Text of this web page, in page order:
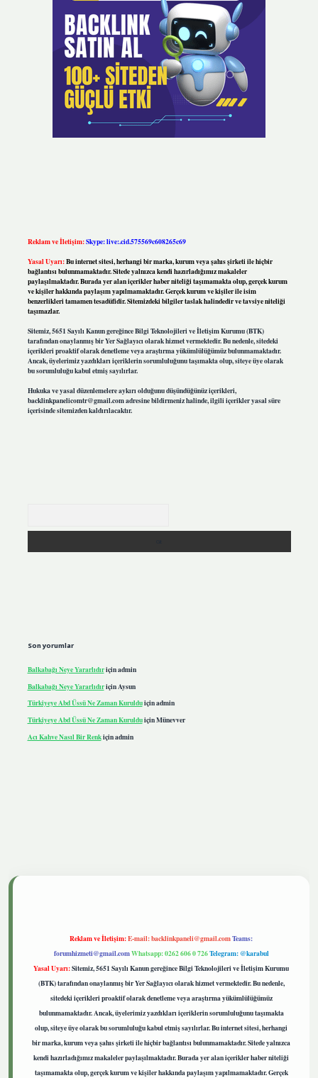
Reklam ve İletişim:Skype: live:.cid.575569c608265c69
Yasal Uyarı:Bu internet sitesi, herhangi bir marka, kurum veya şahıs şirketi ile hiçbir
bağlantısı bulunmamaktadır. Sitede yalnızca kendi hazırladığımız makaleler
paylaşılmaktadır. Burada yer alan içerikler haber niteliği taşımamakta olup, gerçek kurum
ve kişiler hakkında paylaşım yapılmamaktadır. Gerçek kurum ve kişiler ile isim
benzerlikleri tamamen tesadüfidir. Sitemizdeki bilgiler taslak halindedir ve tavsiye niteliği
taşımazlar.
Sitemiz, 5651 Sayılı Kanun gereğince Bilgi Teknolojileri ve İletişim Kurumu (BTK)
tarafından onaylanmış bir Yer Sağlayıcı olarak hizmet vermektedir. Bu nedenle, sitedeki
içerikleri proaktif olarak denetleme veya araştırma yükümlülüğümüz bulunmamaktadır.
Ancak, üyelerimiz yazdıkları içeriklerin sorumluluğunu taşımakta olup, siteye üye olarak
bu sorumluluğu kabul etmiş sayılırlar.
Hukuka ve yasal düzenlemelere aykırı olduğunu düşündüğünüz içerikleri,
backlinkpanelicomtr@gmail.comadresine bildirmeniz halinde, ilgili içerikler yasal süre
içerisinde sitemizden kaldırılacaktır.
Son yorumlar
Balkabağı Neye Yararlıdıriçinadmin
Balkabağı Neye Yararlıdıriçin Aysun
Türkiyeye Abd Üssü Ne Zaman Kurulduiçinadmin
Türkiyeye Abd Üssü Ne Zaman KurulduiçinMünevver
Acı Kahve Nasıl Bir Renkiçinadmin
Reklam ve İletişim:E-mail:backlinkpaneli@gmail.comTeams:
forumhizmeti@gmail.comWhatsapp: 0262 606 0 726Telegram: @karabul
Yasal Uyarı:Sitemiz, 5651 Sayılı Kanun gereğince Bilgi Teknolojileri ve İletişim Kurumu
(BTK) tarafından onaylanmış bir Yer Sağlayıcı olarak hizmet vermektedir. Bu nedenle,
sitedeki içerikleri proaktif olarak denetleme veya araştırma yükümlülüğümüz
bulunmamaktadır. Ancak, üyelerimiz yazdıkları içeriklerin sorumluluğunu taşımakta
olup, siteye üye olarak bu sorumluluğu kabul etmiş sayılırlar. Bu internet sitesi, herhangi
bir marka, kurum veya şahıs şirketi ile hiçbir bağlantısı bulunmamaktadır. Sitede yalnızca
kendi hazırladığımız makaleler paylaşılmaktadır. Burada yer alan içerikler haber niteliği
taşımamakta olup, gerçek kurum ve kişiler hakkında paylaşım yapılmamaktadır. Gerçek